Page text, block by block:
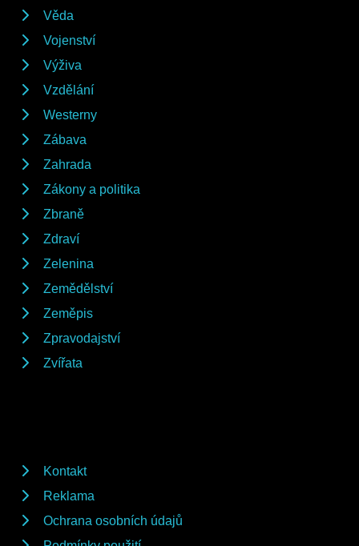
Věda
Vojenství
Výživa
Vzdělání
Westerny
Zábava
Zahrada
Zákony a politika
Zbraně
Zdraví
Zelenina
Zemědělství
Zeměpis
Zpravodajství
Zvířata
Kontakt
Reklama
Ochrana osobních údajů